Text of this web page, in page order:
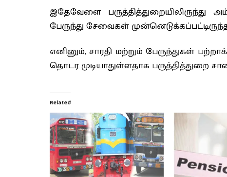
இதேவேளை
பேருந்து சேவைகள்
எனினும், சாரதி மற்றும் பேருந்துகள்
தொடர முடியாதுள்ளதாக பருத்தித்துறை
Related